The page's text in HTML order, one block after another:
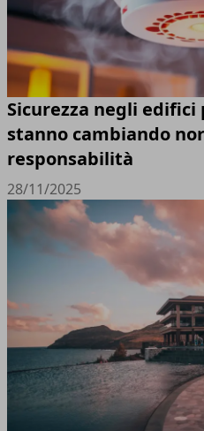
Sicurezza negli edifici
stanno cambiando
responsabilità
28/11/2025